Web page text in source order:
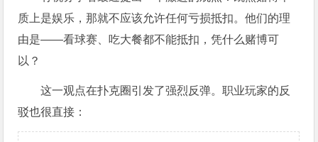
质上是娱乐，那就不应该允许任何亏损抵扣。他们的理
由是——看球赛、吃大餐都不能抵扣，凭什么赌博可
以？
这一观点在扑克圈引发了强烈反弹。职业玩家的反
驳也很直接：